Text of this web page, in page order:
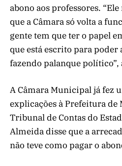
abono aos professores. “Ele
que a Câmara só volta a
gente tem que ter o papel
que está escrito para poder
fazendo palanque político”,
A Câmara Municipal já fez
explicações à Prefeitura de
Tribunal de Contas do
Almeida disse que a
não teve como pagar o